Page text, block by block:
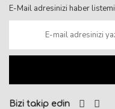
E-Mail adresinizi haber
Bizi takip edin